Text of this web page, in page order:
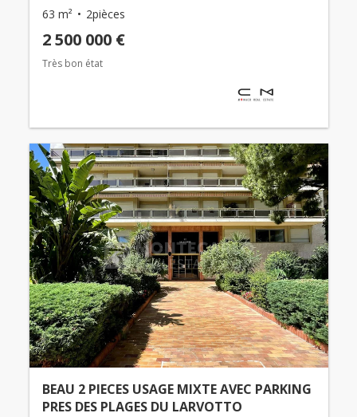
63 m² 2pièces
2 500 000 €
Très bon état
BEAU 2 PIECES USAGE MIXTE AVEC PARKING
PRES DES PLAGES DU LARVOTTO